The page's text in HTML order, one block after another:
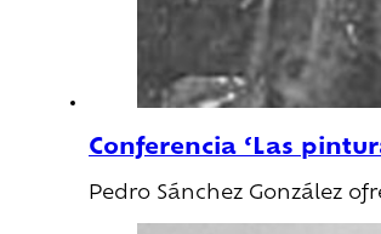
Conferencia ‘Las
Pedro Sánchez González